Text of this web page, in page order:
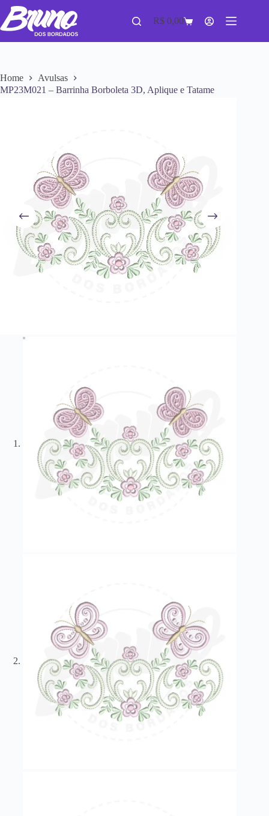
R$ 0,00
Home
Avulsas
MP23M021 – Barrinha Borboleta 3D, Aplique e Tatame